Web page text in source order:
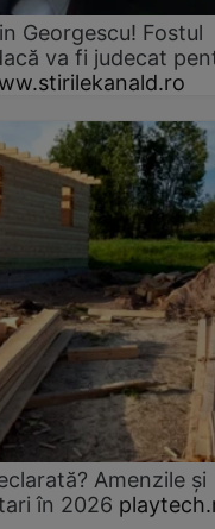
Georgescu! Fostul
va fi judecat
Amenzile și
în 2026